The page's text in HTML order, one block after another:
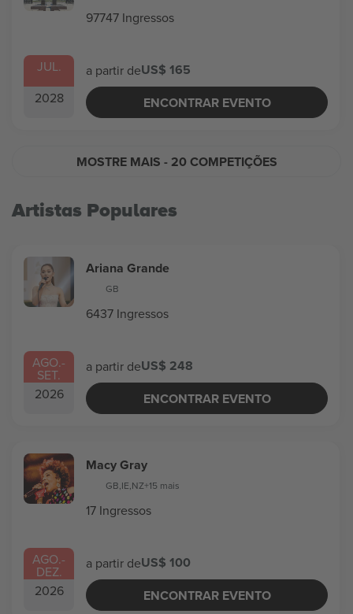
JUL.
2028
97747 Ingressos
a partir deUS$ 165
ENCONTRAR EVENTO
MOSTRE MAIS - 20 COMPETIÇÕES
Artistas Populares
AGO.-
SET.
2026
Ariana Grande
GB
6437 Ingressos
a partir deUS$ 248
ENCONTRAR EVENTO
AGO.-
DEZ.
2026
Macy Gray
GB,IE,NZ+15 mais
17 Ingressos
a partir deUS$ 100
ENCONTRAR EVENTO